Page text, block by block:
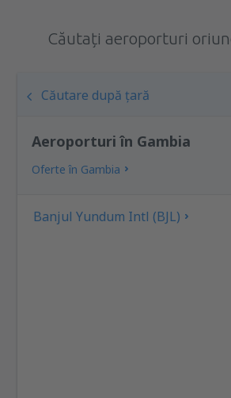
Căutați aeroporturi
Căutare după țară
Aeroporturi în Gambia
Oferte în Gambia
Banjul Yundum Intl (BJL)